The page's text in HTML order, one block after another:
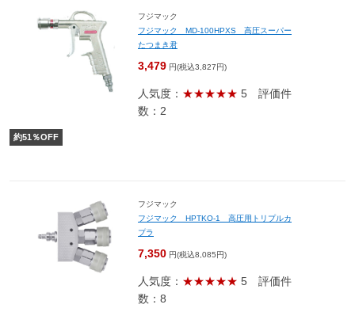
フジマック
フジマック MD-100HPXS 高圧スーパー
たつまき君
3,479 円(税込3,827円)
人気度： ★★★★★ 5 評価件
数：2
約51 ％OFF
フジマック
フジマック HPTKO-1 高圧用トリプルカ
プラ
7,350 円(税込8,085円)
人気度： ★★★★★ 5 評価件
数：8